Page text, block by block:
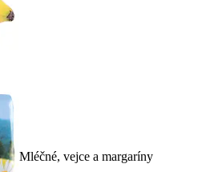
Mléčné, vejce a margaríny